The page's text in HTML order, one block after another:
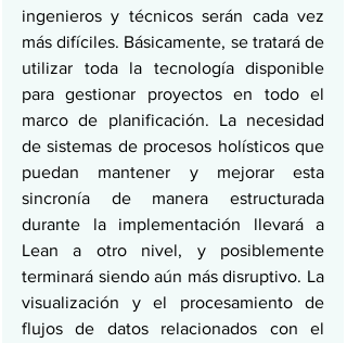
ingenieros y técnicos serán cada vez
más difíciles. Básicamente, se tratará de
utilizar toda la tecnología disponible
para gestionar proyectos en todo el
marco de planificación. La necesidad
de sistemas de procesos holísticos que
puedan mantener y mejorar esta
sincronía de manera estructurada
durante la implementación llevará a
Lean a otro nivel, y posiblemente
terminará siendo aún más disruptivo. La
visualización y el procesamiento de
flujos de datos relacionados con el